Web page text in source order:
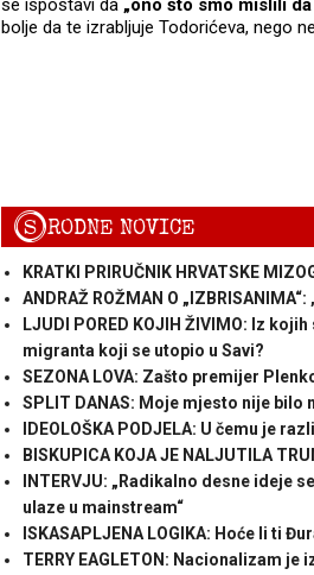
se ispostavi da „ono što smo mislili da
bolje da te izrabljuje Todorićeva, nego
SRODNE NOVICE
KRATKI PRIRUČNIK HRVATSKE
ANDRAŽ ROŽMAN O
LJUDI PORED KOJIH ŽIVIMO: Iz
migranta koji se utopio u Savi?
SEZONA LOVA: Zašto premijer
SPLIT DANAS: Moje mjesto nije bilo
IDEOLOŠKA PODJELA: U čemu je
BISKUPICA KOJA JE NALJUTILA
INTERVJU: „Radikalno desne ideje
ulaze u mainstream“
ISKASAPLJENA LOGIKA: Hoće li ti
TERRY EAGLETON: Nacionalizam je